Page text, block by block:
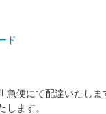
ド
急便にて配達いたし
します。